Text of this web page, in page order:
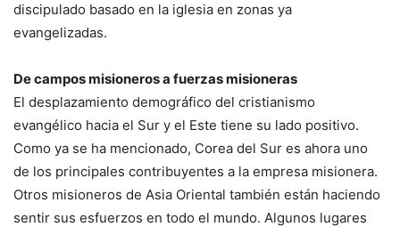
discipulado basado en la iglesia en zonas ya
evangelizadas.
De campos misioneros a fuerzas misioneras
El desplazamiento demográfico del cristianismo
evangélico hacia el Sur y el Este tiene su lado positivo.
Como ya se ha mencionado, Corea del Sur es ahora uno
de los principales contribuyentes a la empresa misionera.
Otros misioneros de Asia Oriental también están haciendo
sentir sus esfuerzos en todo el mundo. Algunos lugares